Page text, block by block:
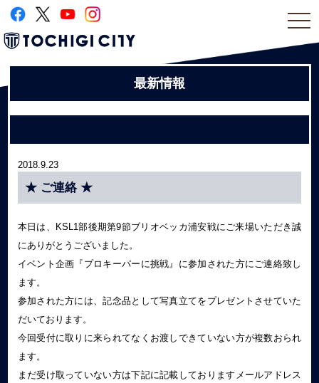
最新情報
2018.9.23
★ ご連絡 ★
本日は、KSL1部後期第9節ブリオベッカ浦安戦にご来場いただき誠
にありがとうございました。
イベント企画『プロキーパーに挑戦』に参加された方にご連絡致し
ます。
参加された方には、記念品として写真立てをプレゼントさせていた
だいております。
今回受付に取りに来られてなくお渡しできていない方が複数おられ
ます。
まだ受け取っていない方は下記に記載しておりますメールアドレス